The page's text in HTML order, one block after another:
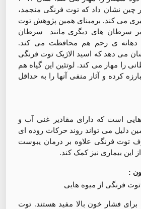
چین نشان داد که توت فرنگی منجمد،
می کند. برمبنای همین پژوهش توت
سرطان های دیگری مانند سرطان
دهانه ی رحم هم محافظت می کند.
می دهد که اسید الاژیک توت فرنگی
را مهار می کند. لوتئین این گیاه هم
کرده و آثار منفی آنها را به حداقل
است که دارای مقادیر غنی آب و
دلیل می تواند روند حرکات روده ای
توت فرنگی علاوه بر درمان یبوست
این بیماری نیز کمک کند.
:
فرنگی از میوه هایی
فشار خون بالا مفید هستند. توت